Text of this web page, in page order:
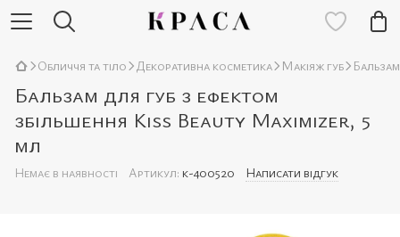
Обличчя та тіло Декоративна косметика Макіяж губ
Бальзам для губ з ефектом
збільшення Kiss Beauty Maximizer, 5
мл
Немає в наявності Артикул: k-400520 Написати відгук